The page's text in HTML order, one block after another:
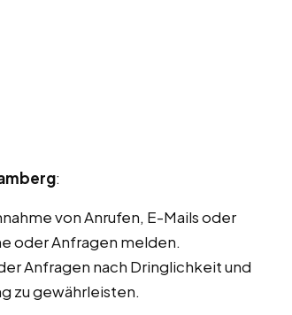
:
von Anrufen, E-Mails oder
oder Anfragen melden.
Anfragen nach Dringlichkeit und
zu gewährleisten.